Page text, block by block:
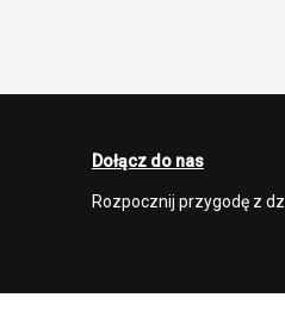
Dołącz do nas
Rozpocznij przygodę z